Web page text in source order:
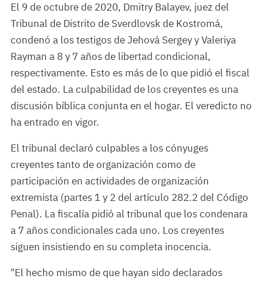
El 9 de octubre de 2020, Dmitry Balayev, juez del
Tribunal de Distrito de Sverdlovsk de Kostromá,
condenó a los testigos de Jehová Sergey y Valeriya
Rayman a 8 y 7 años de libertad condicional,
respectivamente. Esto es más de lo que pidió el fiscal
del estado. La culpabilidad de los creyentes es una
discusión bíblica conjunta en el hogar. El veredicto no
ha entrado en vigor.
El tribunal declaró culpables a los cónyuges
creyentes tanto de organización como de
participación en actividades de organización
extremista (partes 1 y 2 del artículo 282.2 del Código
Penal). La fiscalía pidió al tribunal que los condenara
a 7 años condicionales cada uno. Los creyentes
siguen insistiendo en su completa inocencia.
"El hecho mismo de que hayan sido declarados